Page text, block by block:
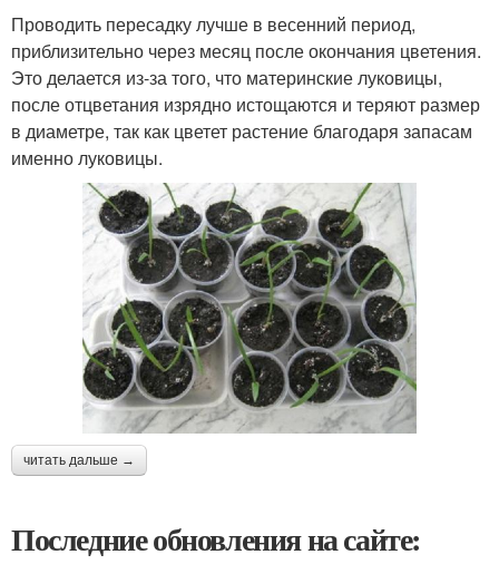
Проводить пересадку лучше в весенний период,
приблизительно через месяц после окончания цветения.
Это делается из-за того, что материнские луковицы,
после отцветания изрядно истощаются и теряют размер
в диаметре, так как цветет растение благодаря запасам
именно луковицы.
читать дальше →
Последние обновления на сайте: